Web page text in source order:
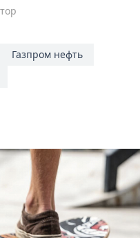
Газпром нефть